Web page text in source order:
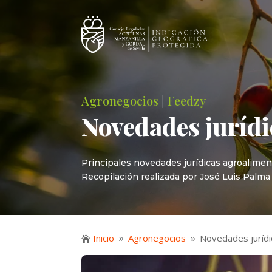
Agronegocios |Feedzy
Novedades
Principales novedades jurídicas
Recopilación realizada por José Luis
 Inicio 9 Agronegocios 9 Novedades